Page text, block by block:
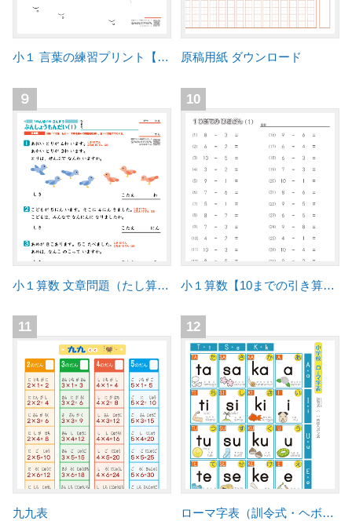
小１ 言葉の練習プリント【くらし】 原稿用紙 ダウンロード
９
小１算数 文章問題（たし算・ひき算）
10
小１算数【10までの引き算】練習プリント
11
九九表
12
ローマ字表（訓令式・ヘボン式併記）